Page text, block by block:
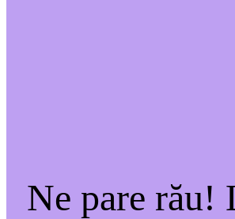
Ne pare rău!